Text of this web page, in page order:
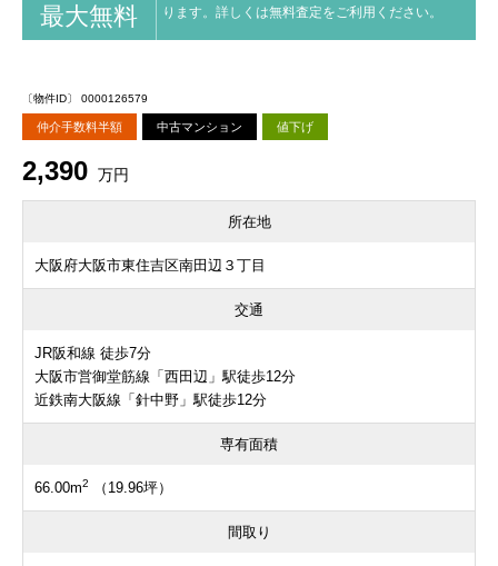
最大無料
ります。 詳しくは無料査定をご利用ください。
〔物件ID〕 0000126579
仲介手数料半額 中古マンション 値下げ
2,390 万円
所在地
大阪府大阪市東住吉区南田辺３丁目
交通
JR阪和線 徒歩7分
大阪市営御堂筋線「西田辺」駅徒歩12分
近鉄南大阪線「針中野」駅徒歩12分
専有面積
66.00m2 （19.96坪）
間取り